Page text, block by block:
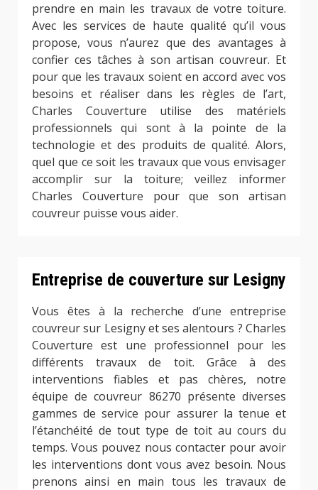
prendre en main les travaux de votre toiture.
Avec les services de haute qualité qu’il vous
propose, vous n’aurez que des avantages à
confier ces tâches à son artisan couvreur. Et
pour que les travaux soient en accord avec vos
besoins et réaliser dans les règles de l’art,
Charles Couverture utilise des matériels
professionnels qui sont à la pointe de la
technologie et des produits de qualité. Alors,
quel que ce soit les travaux que vous envisager
accomplir sur la toiture; veillez informer
Charles Couverture pour que son artisan
couvreur puisse vous aider.
Entreprise de couverture sur Lesigny
Vous êtes à la recherche d’une entreprise
couvreur sur Lesigny et ses alentours ? Charles
Couverture est une professionnel pour les
différents travaux de toit. Grâce à des
interventions fiables et pas chères, notre
équipe de couvreur 86270 présente diverses
gammes de service pour assurer la tenue et
l’étanchéité de tout type de toit au cours du
temps. Vous pouvez nous contacter pour avoir
les interventions dont vous avez besoin. Nous
prenons ainsi en main tous les travaux de